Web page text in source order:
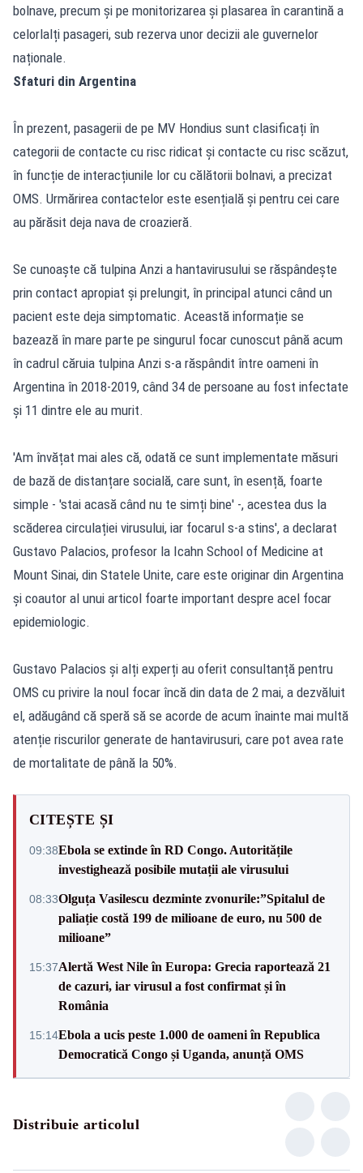
bolnave, precum și pe monitorizarea și plasarea în carantină a
celorlalți pasageri, sub rezerva unor decizii ale guvernelor
naționale.
Sfaturi din Argentina
În prezent, pasagerii de pe MV Hondius sunt clasificați în
categorii de contacte cu risc ridicat și contacte cu risc scăzut,
în funcție de interacțiunile lor cu călătorii bolnavi, a precizat
OMS. Urmărirea contactelor este esențială și pentru cei care
au părăsit deja nava de croazieră.
Se cunoaște că tulpina Anzi a hantavirusului se răspândește
prin contact apropiat și prelungit, în principal atunci când un
pacient este deja simptomatic. Această informație se
bazează în mare parte pe singurul focar cunoscut până acum
în cadrul căruia tulpina Anzi s-a răspândit între oameni în
Argentina în 2018-2019, când 34 de persoane au fost infectate
și 11 dintre ele au murit.
'Am învățat mai ales că, odată ce sunt implementate măsuri
de bază de distanțare socială, care sunt, în esență, foarte
simple - 'stai acasă când nu te simți bine' -, acestea dus la
scăderea circulației virusului, iar focarul s-a stins', a declarat
Gustavo Palacios, profesor la Icahn School of Medicine at
Mount Sinai, din Statele Unite, care este originar din Argentina
și coautor al unui articol foarte important despre acel focar
epidemiologic.
Gustavo Palacios și alți experți au oferit consultanță pentru
OMS cu privire la noul focar încă din data de 2 mai, a dezvăluit
el, adăugând că speră să se acorde de acum înainte mai multă
atenție riscurilor generate de hantavirusuri, care pot avea rate
de mortalitate de până la 50%.
CITEȘTE ȘI
09:38Ebola se extinde în RD Congo. Autoritățile
investighează posibile mutații ale virusului
08:33Olguța Vasilescu dezminte zvonurile:”Spitalul de
paliație costă 199 de milioane de euro, nu 500 de
milioane”
15:37Alertă West Nile în Europa: Grecia raportează 21
de cazuri, iar virusul a fost confirmat și în
România
15:14Ebola a ucis peste 1.000 de oameni în Republica
Democratică Congo și Uganda, anunță OMS
Distribuie articolul